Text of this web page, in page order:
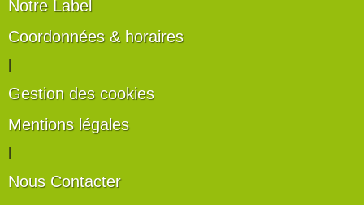
Notre Label
Coordonnées & horaires
Gestion des cookies
Mentions légales
Nous Contacter